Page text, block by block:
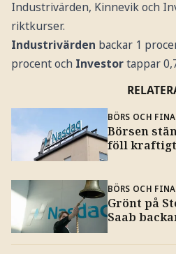
Industrivärden, Kinnevik och
riktkurser.
Industrivärden backar 1
procent och Investortappar
BÖRS OCH
Börsen
föll kraftigt
BÖRS OCH
Grönt på
Saab